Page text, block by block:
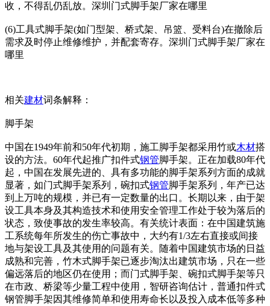
收，不得乱仍乱放。深圳门式脚手架厂家在哪里
(6)工具式脚手架(如门型架、桥式架、吊篮、受料台)在撤除后
需求及时停止维修维护，并配套寄存。深圳门式脚手架厂家在
哪里
相关建材词条解释：
脚手架
中国在1949年前和50年代初期，施工脚手架都采用竹或木材搭
设的方法。60年代起推广扣件式钢管脚手架。正在加载80年代
起，中国在发展先进的、具有多功能的脚手架系列方面的成就
显著，如门式脚手架系列，碗扣式钢管脚手架系列，年产已达
到上万吨的规模，并已有一定数量的出口。长期以来，由于架
设工具本身及其构造技术和使用安全管理工作处于较为落后的
状态，致使事故的发生率较高。有关统计表面：在中国建筑施
工系统每年所发生的伤亡事故中，大约有1/3左右直接或间接
地与架设工具及其使用的问题有关。随着中国建筑市场的日益
成熟和完善，竹木式脚手架已逐步淘汰出建筑市场，只在一些
偏远落后的地区仍在使用；而门式脚手架、碗扣式脚手架等只
在市政、桥梁等少量工程中使用，智研咨询估计，普通扣件式
钢管脚手架因其维修简单和使用寿命长以及投入成本低等多种